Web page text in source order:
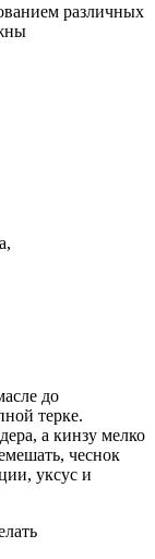
различных
до
терке.
а кинзу мелко
чеснок
уксус и